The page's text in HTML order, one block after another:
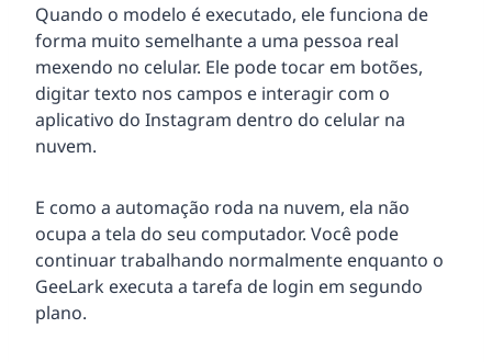
Quando o modelo é executado, ele funciona de
forma muito semelhante a uma pessoa real
mexendo no celular. Ele pode tocar em botões,
digitar texto nos campos e interagir com o
aplicativo do Instagram dentro do celular na
nuvem.
E como a automação roda na nuvem, ela não
ocupa a tela do seu computador. Você pode
continuar trabalhando normalmente enquanto o
GeeLark executa a tarefa de login em segundo
plano.